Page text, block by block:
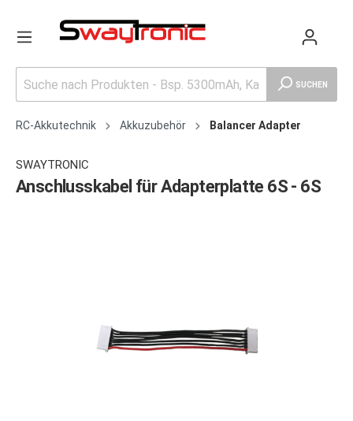
SUCHEN
RC-Akkutechnik Akkuzubehör Balancer Adapter
SWAYTRONIC
Anschlusskabel für Adapterplatte 6S - 6S